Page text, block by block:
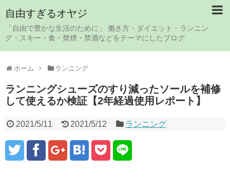
自由すぎるオヤジ
「自由で豊かな生活のために」 働き方・ダイエット・ランニン
グ・スキー・食・禁煙・禁酒などをテーマにしたブログ
ホーム ランニング
ランニングシューズのすり減ったソールを補修
して使えるか検証【2年経過使用レポート】
2021/5/11 2021/5/12 ランニング